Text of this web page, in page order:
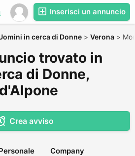
Inserisci un annuncio
in cerca di Donne > Verona >
trovato in
di Donne,
Crea avviso
Company